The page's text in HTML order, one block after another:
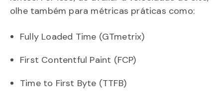
olhe também para métricas práticas como:
Fully Loaded Time (GTmetrix)
First Contentful Paint (FCP)
Time to First Byte (TTFB)